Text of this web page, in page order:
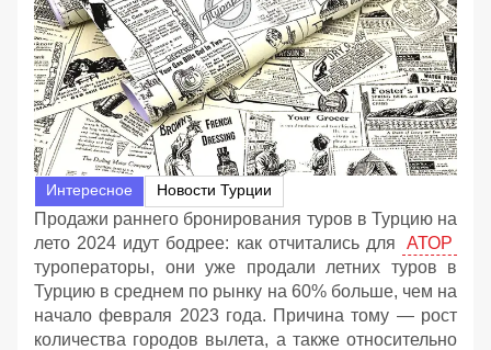
Интересное Новости Турции
Продажи раннего бронирования туров в Турцию на
лето 2024 идут бодрее: как отчитались для
АТОР
туроператоры, они уже продали летних туров в
Турцию в среднем по рынку на 60% больше, чем на
начало февраля 2023 года. Причина тому — рост
количества городов вылета, а также относительно